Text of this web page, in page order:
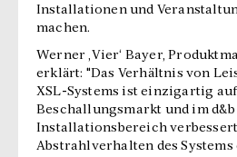
Installationen und
machen.
Werner ‚Vier‘ Bayer,
erklärt: "Das Verhältnis von
XSL-Systems ist einzigartig
Beschallungsmarkt und im
Installationsbereich
Abstrahlverhalten des Systems